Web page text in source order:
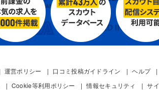
運営ポリシー 口コミ投稿ガイドライン ヘルプ
Cookie等利用ポリシー 情報セキュリティ サ